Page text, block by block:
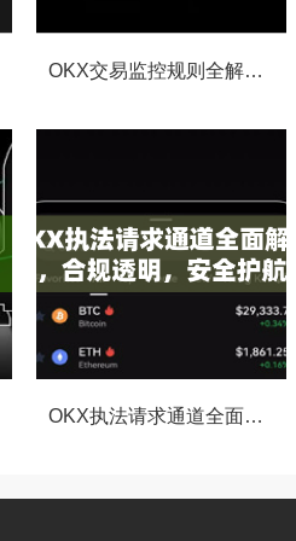
OKX交易监控规则全解析，如何保障数字资产安全与合规交易
OKX执法请求通道全面解读，合规透明，安全护航